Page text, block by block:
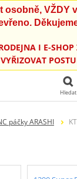
osobně, VŽDY
I E-SHOP
Hledat
páčky ARASHI